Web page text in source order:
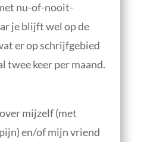
nu-of-nooit-
je blijft wel op de
er op schrijfgebied
twee keer per maand.
mijzelf (met
en/of mijn vriend